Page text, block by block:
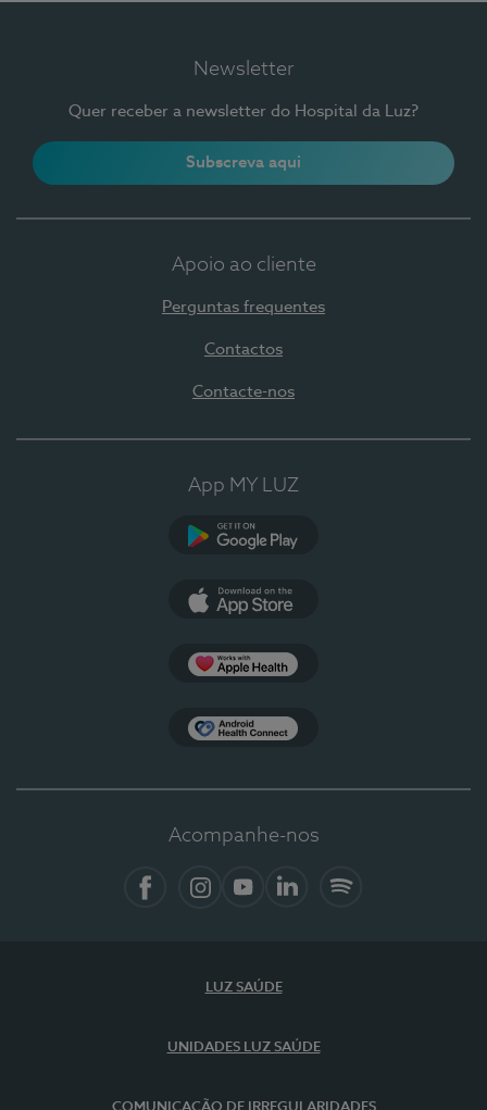
Newsletter
Quer receber a newsletter do Hospital da Luz?
Subscreva aqui
Apoio ao cliente
Perguntas frequentes
Contactos
Contacte-nos
App MY LUZ
Acompanhe-nos
LUZ SAÚDE
UNIDADES LUZ SAÚDE